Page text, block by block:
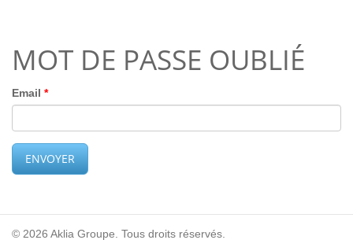
MOT DE PASSE OUBLIÉ
Email
ENVOYER
© 2026 Aklia Groupe. Tous droits réservés.